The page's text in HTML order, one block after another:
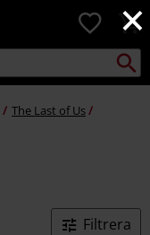
×
0
Sök
The Last of Us
Filtrera